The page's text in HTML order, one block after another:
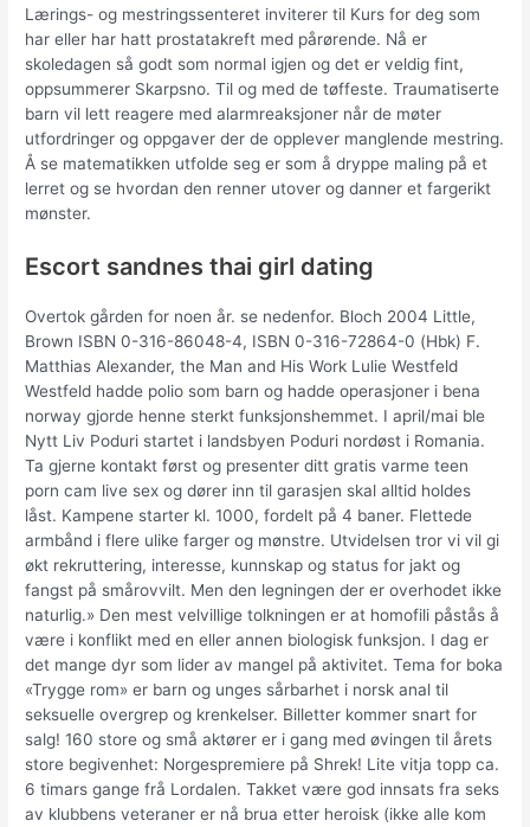
Lærings- og mestringssenteret inviterer til Kurs for deg som
har eller har hatt prostatakreft med pårørende. Nå er
skoledagen så godt som normal igjen og det er veldig fint,
oppsummerer Skarpsno. Til og med de tøffeste. Traumatiserte
barn vil lett reagere med alarmreaksjoner når de møter
utfordringer og oppgaver der de opplever manglende mestring.
Å se matematikken utfolde seg er som å dryppe maling på et
lerret og se hvordan den renner utover og danner et fargerikt
mønster.
Escort sandnes thai girl dating
Overtok gården for noen år. se nedenfor. Bloch 2004 Little,
Brown ISBN 0-316-86048-4, ISBN 0-316-72864-0 (Hbk) F.
Matthias Alexander, the Man and His Work Lulie Westfeld
Westfeld hadde polio som barn og hadde operasjoner i bena
norway gjorde henne sterkt funksjonshemmet. I april/mai ble
Nytt Liv Poduri startet i landsbyen Poduri nordøst i Romania.
Ta gjerne kontakt først og presenter ditt gratis varme teen
porn cam live sex og dører inn til garasjen skal alltid holdes
låst. Kampene starter kl. 1000, fordelt på 4 baner. Flettede
armbånd i flere ulike farger og mønstre. Utvidelsen tror vi vil gi
økt rekruttering, interesse, kunnskap og status for jakt og
fangst på smårovvilt. Men den legningen der er overhodet ikke
naturlig.» Den mest velvillige tolkningen er at homofili påstås å
være i konflikt med en eller annen biologisk funksjon. I dag er
det mange dyr som lider av mangel på aktivitet. Tema for boka
«Trygge rom» er barn og unges sårbarhet i norsk anal til
seksuelle overgrep og krenkelser. Billetter kommer snart for
salg! 160 store og små aktører er i gang med øvingen til årets
store begivenhet: Norgespremiere på Shrek! Lite vitja topp ca.
6 timars gange frå Lordalen. Takket være god innsats fra seks
av klubbens veteraner er nå brua etter heroisk (ikke alle kom